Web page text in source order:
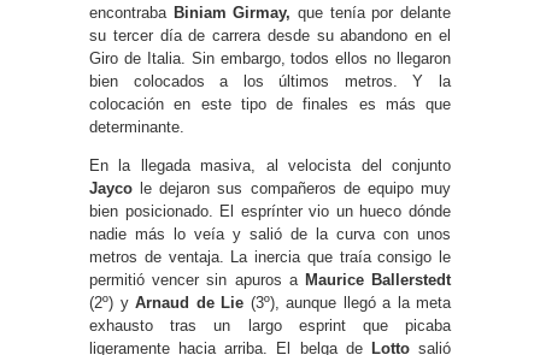
encontraba Biniam Girmay, que tenía por delante
su tercer día de carrera desde su abandono en el
Giro de Italia. Sin embargo, todos ellos no llegaron
bien colocados a los últimos metros. Y la
colocación en este tipo de finales es más que
determinante.
En la llegada masiva, al velocista del conjunto
Jayco le dejaron sus compañeros de equipo muy
bien posicionado. El esprínter vio un hueco dónde
nadie más lo veía y salió de la curva con unos
metros de ventaja. La inercia que traía consigo le
permitió vencer sin apuros a Maurice Ballerstedt
(2º) y Arnaud de Lie (3º), aunque llegó a la meta
exhausto tras un largo esprint que picaba
ligeramente hacia arriba. El belga de Lottosalió